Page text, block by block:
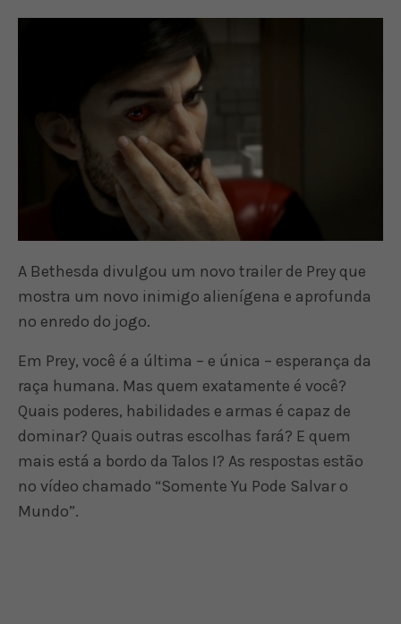
A Bethesda divulgou um novo trailer de Prey que
mostra um novo inimigo alienígena e aprofunda
no enredo do jogo.
Em Prey, você é a última – e única – esperança da
raça humana. Mas quem exatamente é você?
Quais poderes, habilidades e armas é capaz de
dominar? Quais outras escolhas fará? E quem
mais está a bordo da Talos I? As respostas estão
no vídeo chamado “Somente Yu Pode Salvar o
Mundo”.